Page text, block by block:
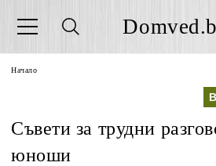
Начало
Съвети за трудни
юноши